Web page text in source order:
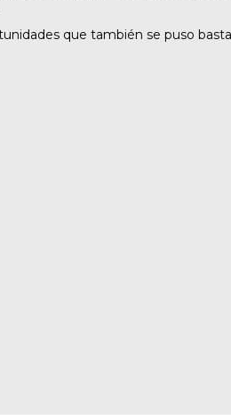
que también se puso